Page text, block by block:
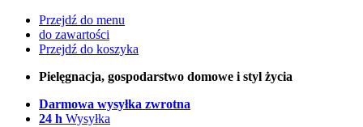
Przejdź do menu
do zawartości
Przejdź do koszyka
Pielęgnacja, gospodarstwo domowe i styl życia
Darmowa wysyłka zwrotna
24 h Wysyłka